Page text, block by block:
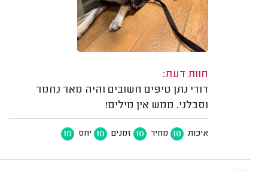
חוות דעת:
דודי נתן טיפים חשובים והיה מאד נחמד
וסבלני. ממש אין מילים!
איכות 10 מחיר 10 זמנים 10 יחס 10